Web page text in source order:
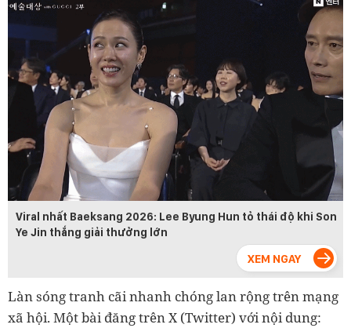
Viral nhất Baeksang 2026: Lee Byung Hun tỏ thái độ khi Son
Ye Jin thắng giải thưởng lớn
Làn sóng tranh cãi nhanh chóng lan rộng trên mạng
xã hội. Một bài đăng trên X (Twitter) với nội dung: